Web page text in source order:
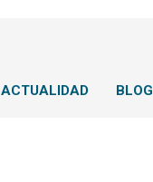
ACTUALIDAD BLOG